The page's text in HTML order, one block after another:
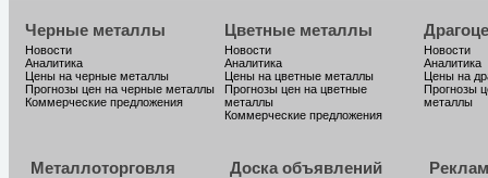
Черные металлы
Новости
Аналитика
Цены на черные металлы
Прогнозы цен на черные металлы
Коммерческие предложения
Цветные металлы
Новости
Аналитика
Цены на цветные металлы
Прогнозы цен на цветные
металлы
Коммерческие предложения
Новости
Аналитика
Цены на
Прогнозы
металлы
Металлоторговля Доска объявлений